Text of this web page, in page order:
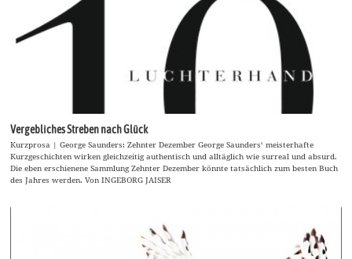
Vergebliches Streben nach Glück
Kurzprosa | George Saunders: Zehnter Dezember George Saunders‘ meisterhafte
Kurzgeschichten wirken gleichzeitig authentisch und alltäglich wie surreal und absurd.
Die eben erschienene Sammlung Zehnter Dezember könnte tatsächlich zum besten Buch
des Jahres werden. Von INGEBORG JAISER